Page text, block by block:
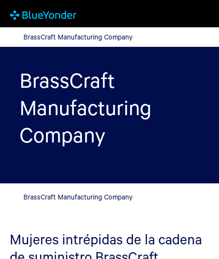
BrassCraft Manufacturing Company
BrassCraft Manufacturing Company
BrassCraft
Manufacturing
Company
BrassCraft Manufacturing Company
Mujeres intrépidas de la cadena